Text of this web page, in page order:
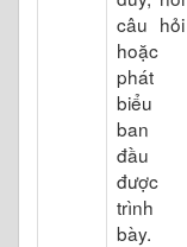
câu hỏi
hoặc
phát
biểu
ban
đầu
được
trình
bày.